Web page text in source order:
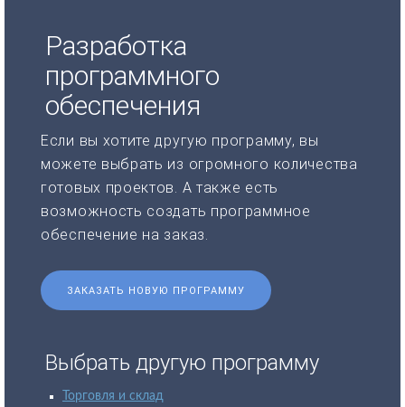
Разработка
программного
обеспечения
Если вы хотите другую программу, вы
можете выбрать из огромного количества
готовых проектов. А также есть
возможность создать программное
обеспечение на заказ.
ЗАКАЗАТЬ НОВУЮ ПРОГРАММУ
Выбрать другую программу
Торговля и склад